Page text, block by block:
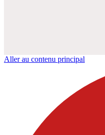
Aller au contenu principal